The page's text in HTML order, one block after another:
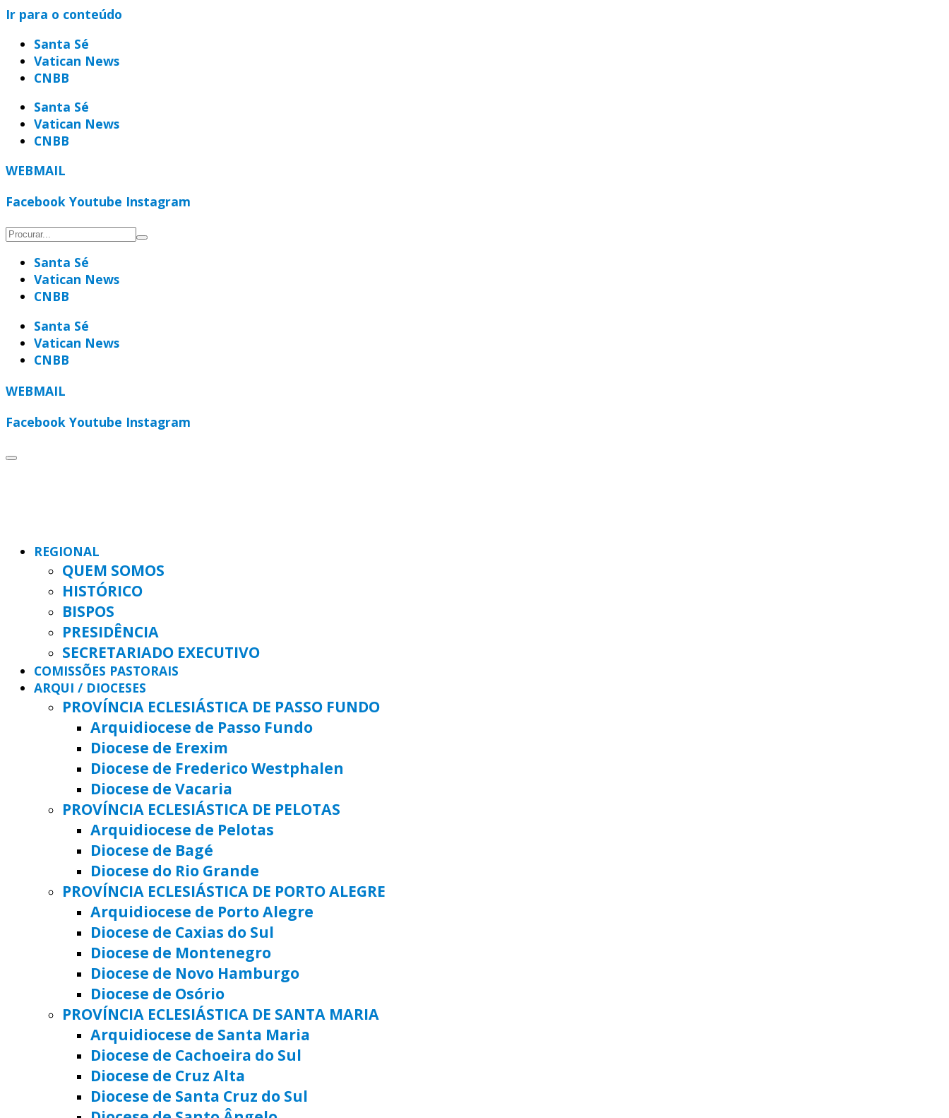
Ir para o conteúdo
Santa Sé
Vatican News
CNBB
Santa Sé
Vatican News
CNBB
WEBMAIL
Facebook Youtube Instagram
Santa Sé
Vatican News
CNBB
Santa Sé
Vatican News
CNBB
WEBMAIL
Facebook Youtube Instagram
REGIONAL
QUEM SOMOS
HISTÓRICO
BISPOS
PRESIDÊNCIA
SECRETARIADO EXECUTIVO
COMISSÕES PASTORAIS
ARQUI / DIOCESES
PROVÍNCIA ECLESIÁSTICA DE PASSO FUNDO
Arquidiocese de Passo Fundo
Diocese de Erexim
Diocese de Frederico Westphalen
Diocese de Vacaria
PROVÍNCIA ECLESIÁSTICA DE PELOTAS
Arquidiocese de Pelotas
Diocese de Bagé
Diocese do Rio Grande
PROVÍNCIA ECLESIÁSTICA DE PORTO ALEGRE
Arquidiocese de Porto Alegre
Diocese de Caxias do Sul
Diocese de Montenegro
Diocese de Novo Hamburgo
Diocese de Osório
PROVÍNCIA ECLESIÁSTICA DE SANTA MARIA
Arquidiocese de Santa Maria
Diocese de Cachoeira do Sul
Diocese de Cruz Alta
Diocese de Santa Cruz do Sul